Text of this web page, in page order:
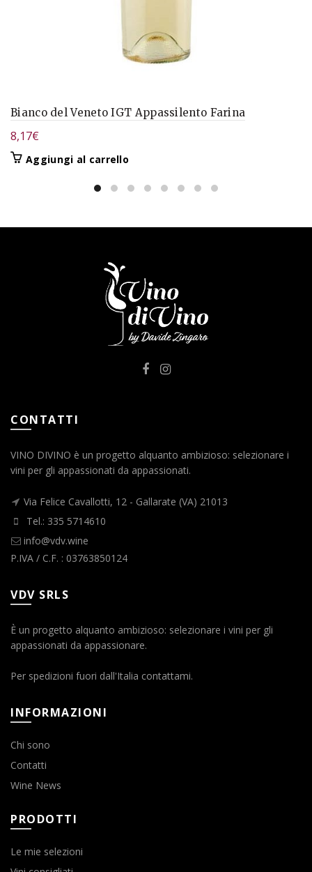
Bianco del Veneto IGT Appassilento Farina
8,17€
Aggiungi al carrello
CONTATTI
VINO DIVINO è un progetto alquanto ambizioso: selezionare i
vini per gli appassionati da appassionati.
Via Felice Cavallotti, 12 - Gallarate (VA) 21013
Tel.: 335 5714610
info@vdv.wine
P.IVA / C.F. : 03763850124
VDV SRLS
È un progetto alquanto ambizioso: selezionare i vini per gli
appassionati da appassionare.
Per spedizioni fuori dall'Italia contattami.
INFORMAZIONI
Chi sono
Contatti
Wine News
PRODOTTI
Le mie selezioni